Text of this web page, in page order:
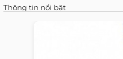
Thông tin nổi bật